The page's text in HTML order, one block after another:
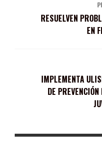
RESUELVEN
EN
IMPLEMENTA
DE